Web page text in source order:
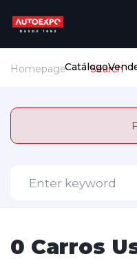
Catálogo
Homepage Search
0 Carros